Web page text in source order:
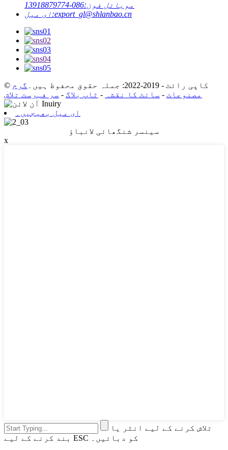
موبائل فون:086-13918879774
ای میل:export_gl@shlanbao.cn
© کاپی رائٹ - 2019-2022: جملہ حقوق محفوظ ہیں۔
گرم
مصنوعات - سائٹ کا نقشہ - ٹاپ بلاگ - سر فہرست تلاش
ای میل بھیجیں۔
سینسر شنگھائی لانباؤ
x
تلاش کرنے کے لیے انٹر یا
بند کرنے کے لیے ESC کو دبائیں۔